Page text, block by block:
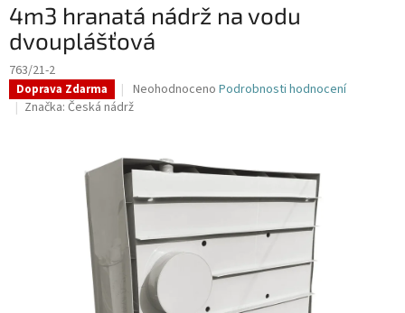
4m3 hranatá nádrž na vodu
dvouplášťová
763/21-2
Doprava Zdarma
Průměrné
hodnocení
0,0
z
5
hvězdiček.
Neohodnoceno Podrobnosti hodnocení
Značka: Česká nádrž